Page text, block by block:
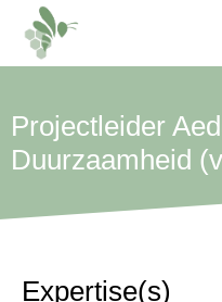
Projectleider
Duurzaamheid
Expertise(s)